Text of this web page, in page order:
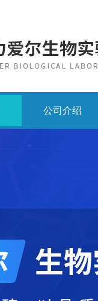
公司介绍